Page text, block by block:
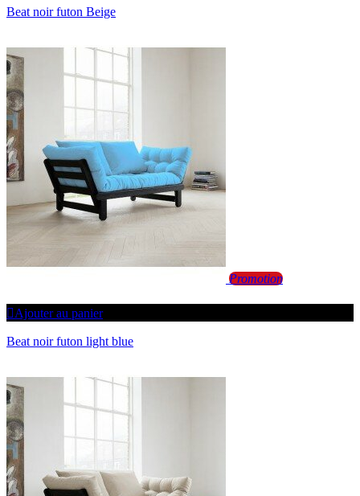
Beat noir futon Beige
Promotion
Ajouter au panier
Beat noir futon light blue